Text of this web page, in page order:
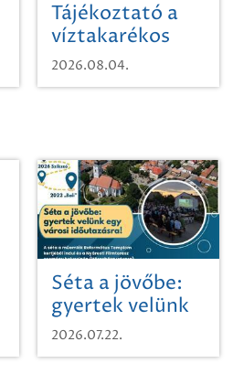
Tájékoztató a
víztakarékos
vízhasználatról
2026.08.04.
Séta a jövőbe:
gyertek velünk
egy városi
időutazásra!
2026.07.22.